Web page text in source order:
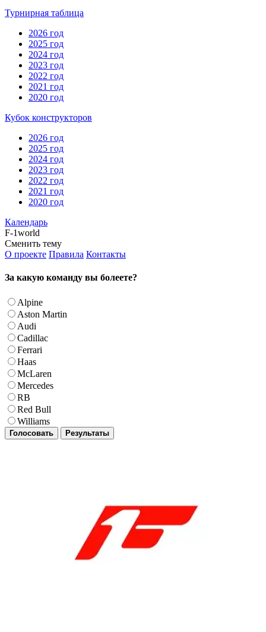
Турнирная таблица
2026 год
2025 год
2024 год
2023 год
2022 год
2021 год
2020 год
Кубок конструкторов
2026 год
2025 год
2024 год
2023 год
2022 год
2021 год
2020 год
Календарь
F-1world
Сменить тему
О проекте Правила Контакты
За какую команду вы болеете?
Alpine
Aston Martin
Audi
Cadillac
Ferrari
Haas
McLaren
Mercedes
RB
Red Bull
Williams
Голосовать Результаты